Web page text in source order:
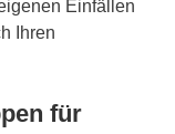
Einfällen
Ihren
für